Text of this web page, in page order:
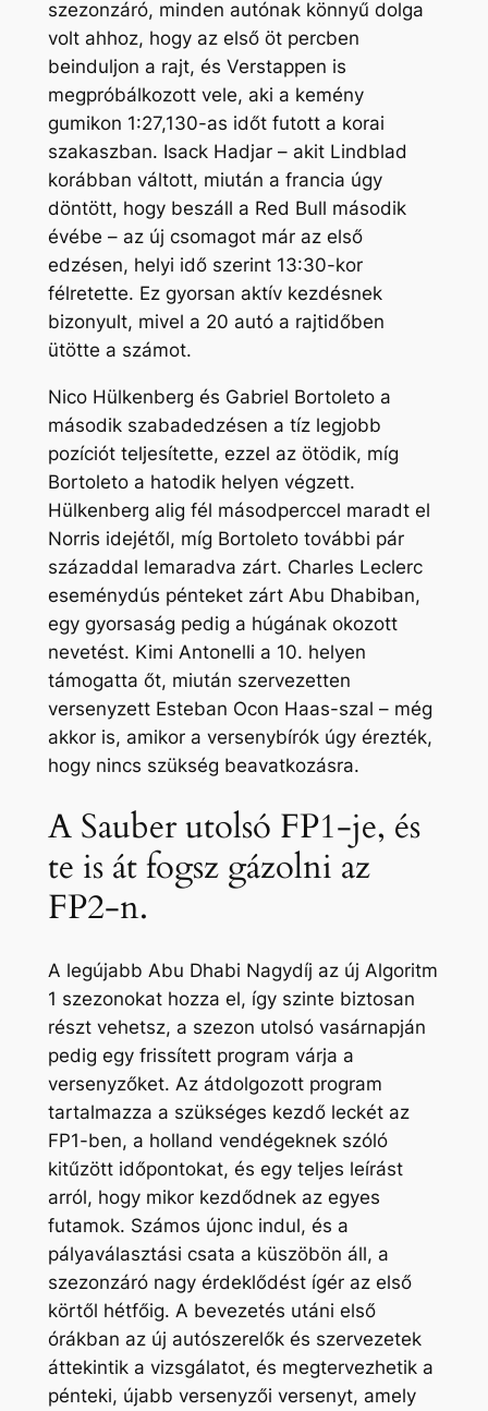
szezonzáró, minden autónak könnyű dolga
volt ahhoz, hogy az első öt percben
beinduljon a rajt, és Verstappen is
megpróbálkozott vele, aki a kemény
gumikon 1:27,130-as időt futott a korai
szakaszban. Isack Hadjar – akit Lindblad
korábban váltott, miután a francia úgy
döntött, hogy beszáll a Red Bull második
évébe – az új csomagot már az első
edzésen, helyi idő szerint 13:30-kor
félretette. Ez gyorsan aktív kezdésnek
bizonyult, mivel a 20 autó a rajtidőben
ütötte a számot.
Nico Hülkenberg és Gabriel Bortoleto a
második szabadedzésen a tíz legjobb
pozíciót teljesítette, ezzel az ötödik, míg
Bortoleto a hatodik helyen végzett.
Hülkenberg alig fél másodperccel maradt el
Norris idejétől, míg Bortoleto további pár
századdal lemaradva zárt. Charles Leclerc
eseménydús pénteket zárt Abu Dhabiban,
egy gyorsaság pedig a húgának okozott
nevetést. Kimi Antonelli a 10. helyen
támogatta őt, miután szervezetten
versenyzett Esteban Ocon Haas-szal – még
akkor is, amikor a versenybírók úgy érezték,
hogy nincs szükség beavatkozásra.
A Sauber utolsó FP1-je, és
te is át fogsz gázolni az
FP2-n.
A legújabb Abu Dhabi Nagydíj az új Algoritm
1 szezonokat hozza el, így szinte biztosan
részt vehetsz, a szezon utolsó vasárnapján
pedig egy frissített program várja a
versenyzőket. Az átdolgozott program
tartalmazza a szükséges kezdő leckét az
FP1-ben, a holland vendégeknek szóló
kitűzött időpontokat, és egy teljes leírást
arról, hogy mikor kezdődnek az egyes
futamok. Számos újonc indul, és a
pályaválasztási csata a küszöbön áll, a
szezonzáró nagy érdeklődést ígér az első
körtől hétfőig. A bevezetés utáni első
órákban az új autószerelők és szervezetek
áttekintik a vizsgálatot, és megtervezhetik a
pénteki, újabb versenyzői versenyt, amely